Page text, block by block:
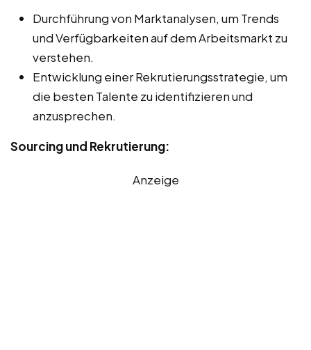
Durchführung von Marktanalysen, um Trends
und Verfügbarkeiten auf dem Arbeitsmarkt zu
verstehen.
Entwicklung einer Rekrutierungsstrategie, um
die besten Talente zu identifizieren und
anzusprechen.
Sourcing und Rekrutierung:
Anzeige